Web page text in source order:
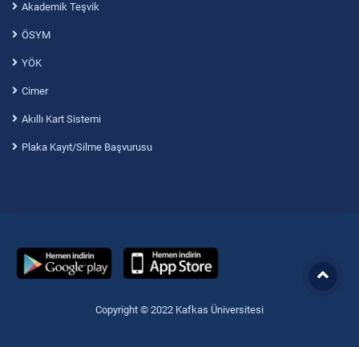
Akademik Teşvik
ÖSYM
YÖK
Cimer
Akıllı Kart Sistemi
Plaka Kayıt/Silme Başvurusu
Copyright © 2022 Kafkas Üniversitesi